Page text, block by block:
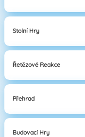
Stolní Hry
Řetězové Reakce
Přehrad
Budovací Hry